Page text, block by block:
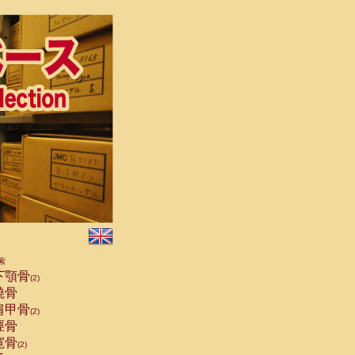
顎骨(2)
骨
甲骨(2)
骨
骨(2)